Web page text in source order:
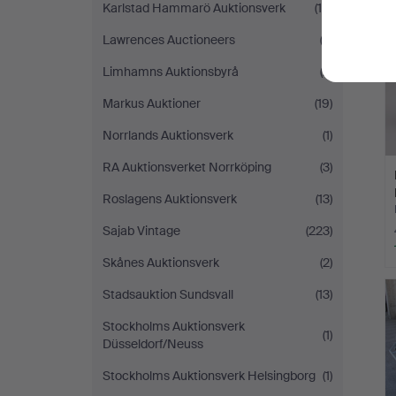
Karlstad Hammarö Auktionsverk
(10)
Lawrences Auctioneers
(2)
Limhamns Auktionsbyrå
(2)
Markus Auktioner
(19)
Norrlands Auktionsverk
(1)
RA Auktionsverket Norrköping
(3)
Roslagens Auktionsverk
(13)
Sajab Vintage
(223)
Skånes Auktionsverk
(2)
Stadsauktion Sundsvall
(13)
Stockholms Auktionsverk
Düsseldorf/Neuss
(1)
Stockholms Auktionsverk Helsingborg (1)